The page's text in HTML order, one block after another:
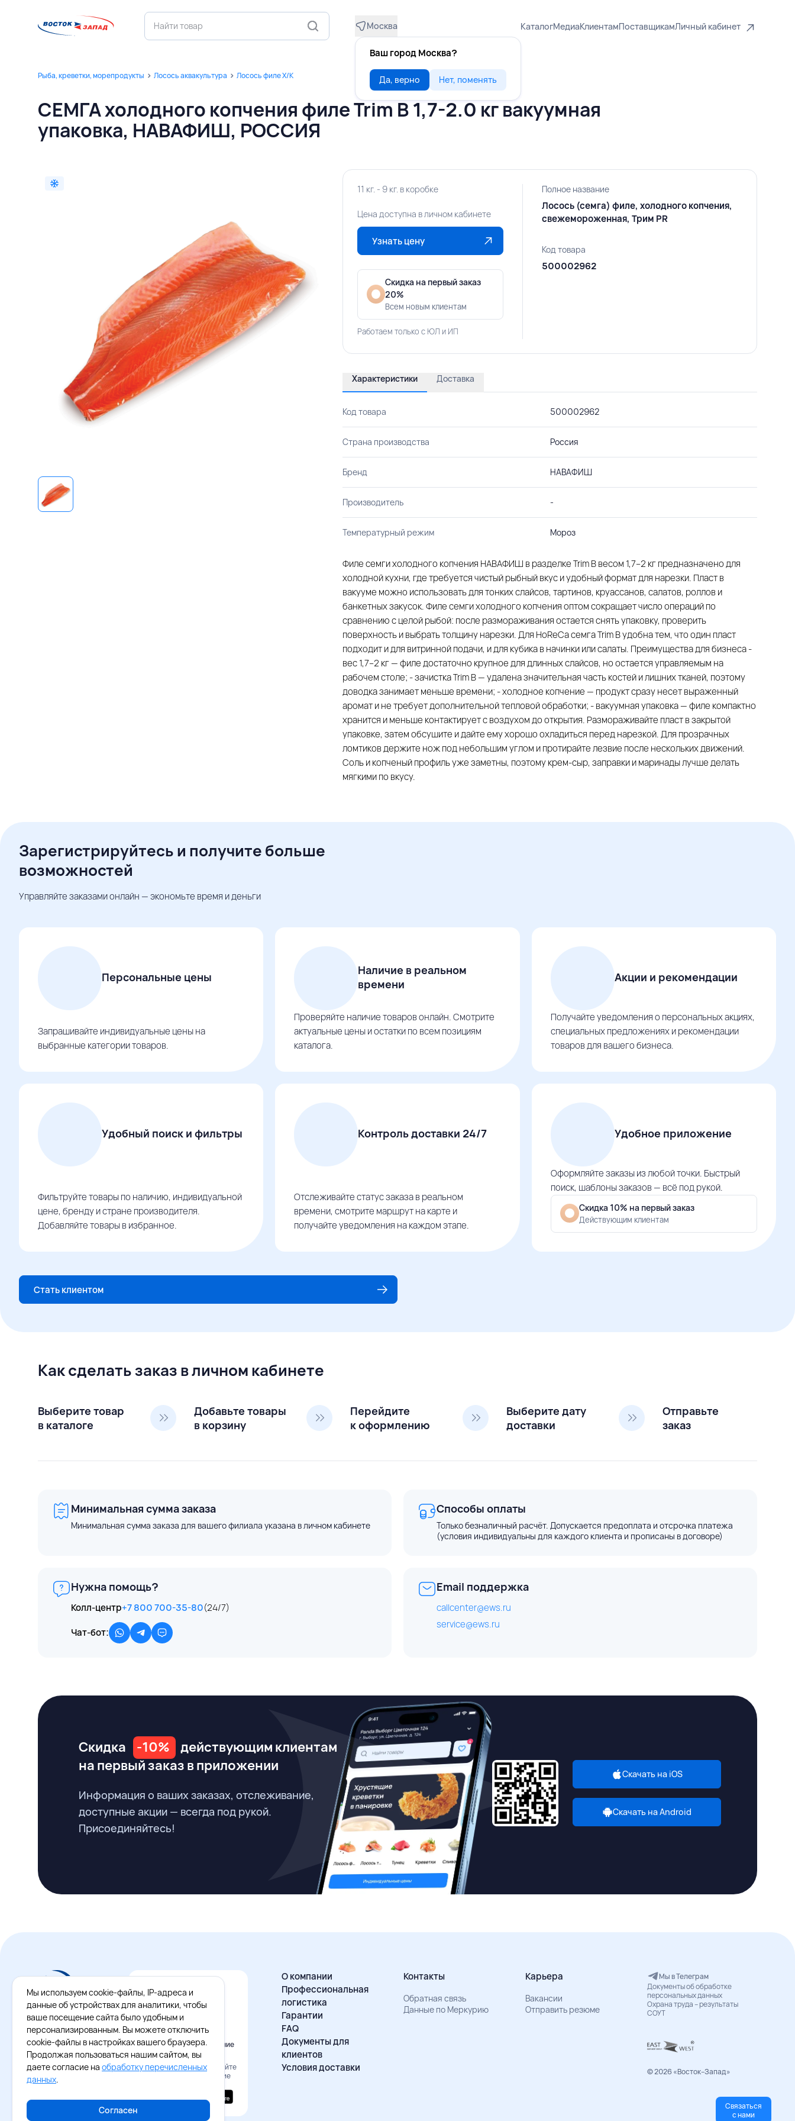
Москва
Ваш город Москва?
Да, верно Нет, поменять
КаталогМедиаКлиентамПоставщикамЛичный кабинет
Рыба, креветки, морепродукты Лосось аквакультура Лосось филе Х/К
СЕМГА холодного копчения филе Trim B 1,7-2.0 кг вакуумная
упаковка, НАВАФИШ, РОССИЯ
11 кг. - 9 кг. в коробке
Цена доступна в личном кабинете
Узнать цену
Скидка на первый заказ
20%
Всем новым клиентам
Работаем только с ЮЛ и ИП
Полное название
Лосось (семга) филе, холодного копчения,
свежемороженная, Трим PR
Код товара
500002962
Характеристики Доставка
Код товара 500002962
Страна производства Россия
Бренд НАВАФИШ
Производитель -
Температурный режим Мороз
Филе семги холодного копчения НАВАФИШ в разделке Trim B весом 1,7–2 кг предназначено для
холодной кухни, где требуется чистый рыбный вкус и удобный формат для нарезки. Пласт в
вакууме можно использовать для тонких слайсов, тартинов, круассанов, салатов, роллов и
банкетных закусок. Филе семги холодного копчения оптом сокращает число операций по
сравнению с целой рыбой: после размораживания остается снять упаковку, проверить
поверхность и выбрать толщину нарезки. Для HoReCa семга Trim B удобна тем, что один пласт
подходит и для витринной подачи, и для кубика в начинки или салаты. Преимущества для бизнеса -
вес 1,7–2 кг — филе достаточно крупное для длинных слайсов, но остается управляемым на
рабочем столе; - зачистка Trim B — удалена значительная часть костей и лишних тканей, поэтому
доводка занимает меньше времени; - холодное копчение — продукт сразу несет выраженный
аромат и не требует дополнительной тепловой обработки; - вакуумная упаковка — филе компактно
хранится и меньше контактирует с воздухом до открытия. Размораживайте пласт в закрытой
упаковке, затем обсушите и дайте ему хорошо охладиться перед нарезкой. Для прозрачных
ломтиков держите нож под небольшим углом и протирайте лезвие после нескольких движений.
Соль и копченый профиль уже заметны, поэтому крем-сыр, заправки и маринады лучше делать
мягкими по вкусу.
Зарегистрируйтесь и получите больше
возможностей
Управляйте заказами онлайн — экономьте время и деньги
Персональные цены
Запрашивайте индивидуальные цены на
выбранные категории товаров.
Наличие в реальном
времени
Проверяйте наличие товаров онлайн. Смотрите
актуальные цены и остатки по всем позициям
каталога.
Акции и рекомендации
Получайте уведомления о персональных акциях,
специальных предложениях и рекомендации
товаров для вашего бизнеса.
Удобный поиск и фильтры
Фильтруйте товары по наличию, индивидуальной
цене, бренду и стране производителя.
Добавляйте товары в избранное.
Контроль доставки 24/7
Отслеживайте статус заказа в реальном
времени, смотрите маршрут на карте и
получайте уведомления на каждом этапе.
Удобное приложение
Оформляйте заказы из любой точки. Быстрый
поиск, шаблоны заказов — всё под рукой.
Скидка 10% на первый заказ
Действующим клиентам
Стать клиентом
Как сделать заказ в личном кабинете
Выберите товар
в каталоге
Добавьте товары
в корзину
Перейдите
к оформлению
Выберите дату
доставки
Отправьте
заказ
Минимальная сумма заказа
Минимальная сумма заказа для вашего филиала указана в личном кабинете
Способы оплаты
Только безналичный расчёт. Допускается предоплата и отсрочка платежа
(условия индивидуальны для каждого клиента и прописаны в договоре)
Нужна помощь?
Колл-центр+7 800 700-35-80(24/7)
Чат-бот:
Email поддержка
callcenter@ews.ru
service@ews.ru
Скидка -10%
действующим клиентам
на первый заказ в приложении
Информация о ваших заказах, отслеживание,
доступные акции — всегда под рукой.
Присоединяйтесь!
Скачать на iOS
Скачать на Android
Официальное приложение
Восток - Запад
Наведите камеру и скачайте
бесплатное приложение
О компании
Профессиональная
логистика
Гарантии
FAQ
Документы для
клиентов
Условия доставки
Контакты
Обратная связь
Данные по Меркурию
Карьера
Вакансии
Отправить резюме
Мы в Телеграм
Документы об обработке
персональных данных
Охрана труда – результаты
СОУТ
© 2026 «Восток–Запад»
Связаться
с нами
Мы используем cookie-файлы, IP-адреса и
данные об устройствах для аналитики, чтобы
ваше посещение сайта было удобным и
персонализированным. Вы можете отключить
cookie-файлы в настройках вашего браузера.
Продолжая пользоваться нашим сайтом, вы
даете согласие на обработку перечисленных
данных.
Согласен